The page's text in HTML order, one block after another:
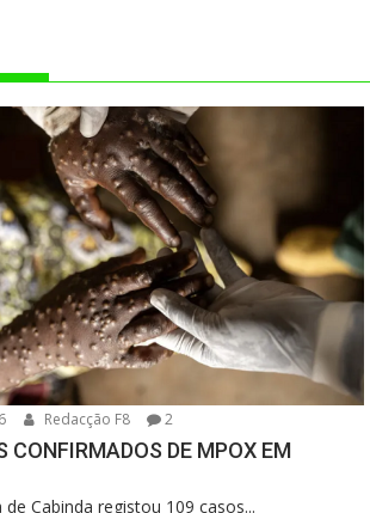
Redacção F8 2
CONFIRMADOS DE MPOX EM
Cabinda registou 109 casos...